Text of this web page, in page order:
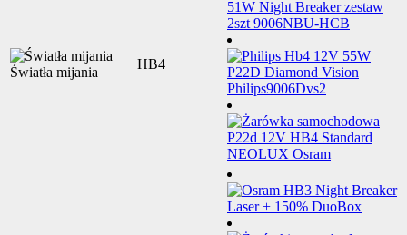
Światła mijania
HB4